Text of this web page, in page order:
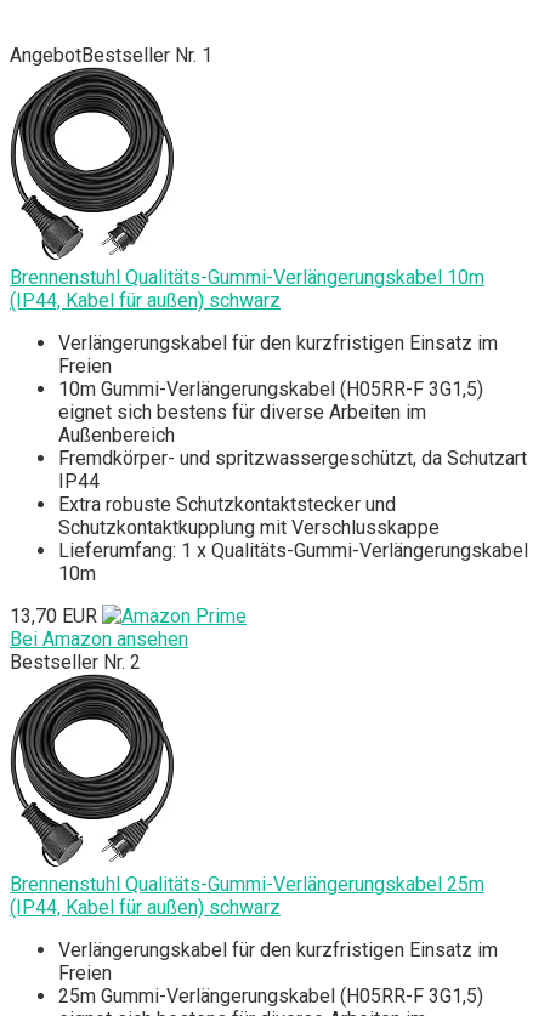
AngebotBestseller Nr. 1
Brennenstuhl Qualitäts-Gummi-Verlängerungskabel 10m
(IP44, Kabel für außen) schwarz
Verlängerungskabel für den kurzfristigen Einsatz im
Freien
10m Gummi-Verlängerungskabel (H05RR-F 3G1,5)
eignet sich bestens für diverse Arbeiten im
Außenbereich
Fremdkörper- und spritzwassergeschützt, da Schutzart
IP44
Extra robuste Schutzkontaktstecker und
Schutzkontaktkupplung mit Verschlusskappe
Lieferumfang: 1 x Qualitäts-Gummi-Verlängerungskabel
10m
13,70 EUR
Bei Amazon ansehen
Bestseller Nr. 2
Brennenstuhl Qualitäts-Gummi-Verlängerungskabel 25m
(IP44, Kabel für außen) schwarz
Verlängerungskabel für den kurzfristigen Einsatz im
Freien
25m Gummi-Verlängerungskabel (H05RR-F 3G1,5)